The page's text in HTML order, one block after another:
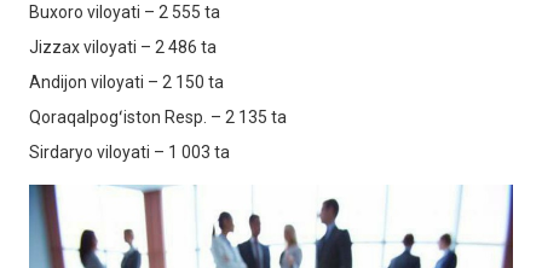
Buxoro viloyati – 2 555 ta
Jizzax viloyati – 2 486 ta
Andijon viloyati – 2 150 ta
Qoraqalpogʻiston Resp. – 2 135 ta
Sirdaryo viloyati – 1 003 ta